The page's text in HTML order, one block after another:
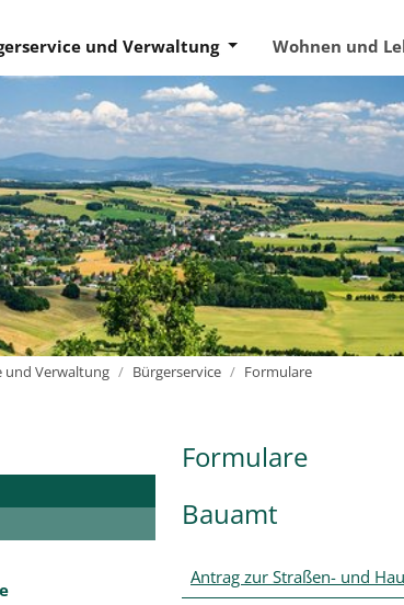
und Verwaltung
Wohnen und
und Verwaltung Bürgerservice Formulare
Formulare
Bauamt
Antrag zur Straßen- und